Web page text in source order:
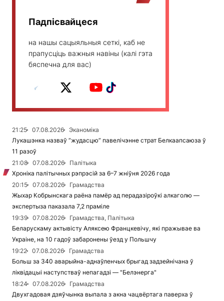
Падпісвайцеся
на нашы сацыяльныя сеткі, каб не
прапусціць важныя навіны (калі гэта
бяспечна для вас)
21:25 07.08.2026
Эканоміка
Лукашэнка назваў “жудасцю” павелічэнне страт Белкаапсаюза ў
11 разоў
21:08
07.08.2026
Палітыка
Хроніка палітычных рэпрэсій за 6–7 жніўня 2026 года
20:15
07.08.2026
Грамадства
Жыхар Кобрынскага раёна памёр ад перадазіроўкі алкаголю —
экспертыза паказала 7,2 праміле
19:39
07.08.2026
Грамадства, Палітыка
Беларускаму актывісту Аляксею Францкевічу, які пражывае ва
Украіне, на 10 гадоў забаронены ўезд у Польшчу
19:22
07.08.2026
Грамадства
Больш за 340 аварыйна-аднаўленчых брыгад задзейнічана ў
ліквідацыі наступстваў непагадзі — "Белэнерга"
18:24
07.08.2026
Грамадства
Двухгадовая дзяўчынка выпала з акна чацвёртага паверха ў